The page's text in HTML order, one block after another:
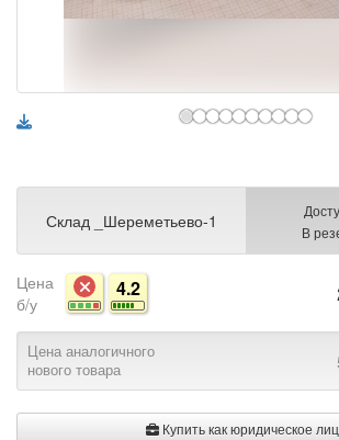
Склад _Шереметьево-1
В
Цена
б/у
4.2
Цена аналогичного
нового товара
Купить как юридическое